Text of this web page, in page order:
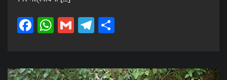
Facebook
WhatsApp
GmailTelegram